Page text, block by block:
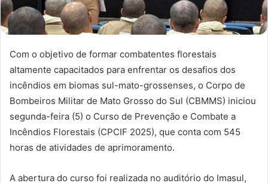
Com o objetivo de formar combatentes florestais
altamente capacitados para enfrentar os desafios dos
incêndios em biomas sul-mato-grossenses, o Corpo de
Bombeiros Militar de Mato Grosso do Sul (CBMMS) iniciou
segunda-feira (5) o Curso de Prevenção e Combate a
Incêndios Florestais (CPCIF 2025), que conta com 545
horas de atividades de aprimoramento.
A abertura do curso foi realizada no auditório do Imasul,